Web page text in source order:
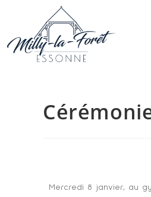
Mercredi 8 janvier, au